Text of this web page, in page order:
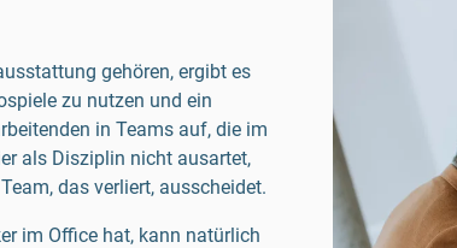
gehören, ergibt es
zu nutzen und ein
in Teams auf, die im
als Disziplin nicht ausartet,
das verliert, ausscheidet.
im Office hat, kann natürlich